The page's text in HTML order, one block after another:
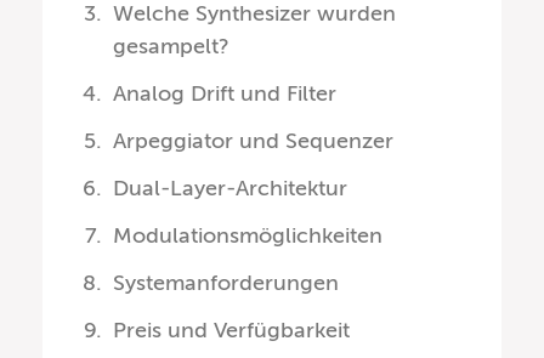
Welche Synthesizer wurden
gesampelt?
Analog Drift und Filter
Arpeggiator und Sequenzer
Dual-Layer-Architektur
Modulationsmöglichkeiten
Systemanforderungen
Preis und Verfügbarkeit